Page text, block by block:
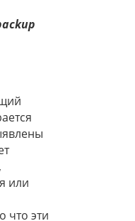
или
что эти